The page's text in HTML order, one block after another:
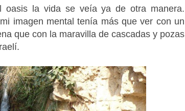
oasis la vida se veía ya de otra manera.
imagen mental tenía más que ver con un
que con la maravilla de cascadas y pozas